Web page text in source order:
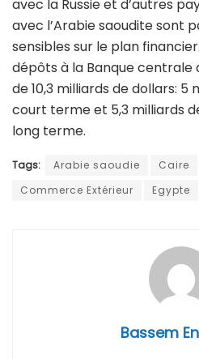
avec la Russie et d’autres
avec l’Arabie saoudite sont
sensibles sur le plan
dépôts à la Banque centrale
de 10,3 milliards de dollars: 5
court terme et 5,3 milliards
long terme.
Tags: Arabie saoudie Caire
Commerce Extérieur
Egypte
Bassem